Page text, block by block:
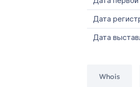
Дата
Дата
Whois